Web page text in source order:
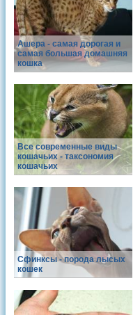
Ашера - самая дорогая и
самая большая домашняя
кошка
Все современные виды
кошачьих - таксономия
кошачьих
Сфинксы - порода лысых
кошек